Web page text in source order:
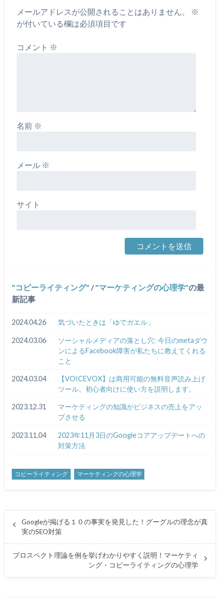
メールアドレスが公開されることはありません。
※
が付いている欄は必須項目です
コメント ※
名前 ※
メール ※
サイト
コピーライティング / マーケティングの心理学 の最
新記事
2024.04.26 気づいたときは「ゆでガエル」
2024.03.06
ソーシャルメディアの落とし穴: 今日のmetaダウ
ンによるFacebook障害が私たちに教えてくれる
こと
2024.03.04
【VOICEVOX】は商用可能の無料音声読み上げ
ツール。初心者向けに使い方を説明します。
2023.12.31
マーケティングの知識がビジネスの売上をアッ
プさせる
2023.11.04
2023年11月3日のGoogleコアアップデートへの
対策方法
コピーライティング マーケティングの心理学
Googleが掲げる１０の事実を発見した！グーグルの理念が真
実のSEO対策
プロスペクト理論を例を挙げわかりやすく説明！マーケティ
ング・コピーライティングの心理学